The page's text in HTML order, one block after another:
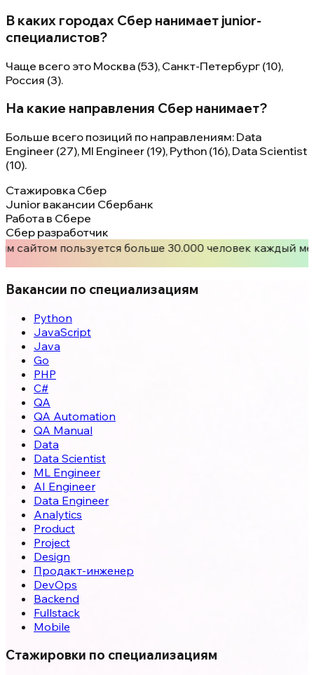
В каких городах Сбер нанимает junior-
специалистов?
Чаще всего это Москва (53), Санкт-Петербург (10),
Россия (3).
На какие направления Сбер нанимает?
Больше всего позиций по направлениям: Data
Engineer (27), Ml Engineer (19), Python (16), Data Scientist
(10).
Стажировка Сбер
Junior вакансии Сбербанк
Работа в Сбере
Сбер разработчик
сайтом пользуется больше 30.000 человек каждый
Вакансии по специализациям
Python
JavaScript
Java
Go
PHP
C#
QA
QA Automation
QA Manual
Data
Data Scientist
ML Engineer
AI Engineer
Data Engineer
Analytics
Product
Project
Design
Продакт-инженер
DevOps
Backend
Fullstack
Mobile
Стажировки по специализациям